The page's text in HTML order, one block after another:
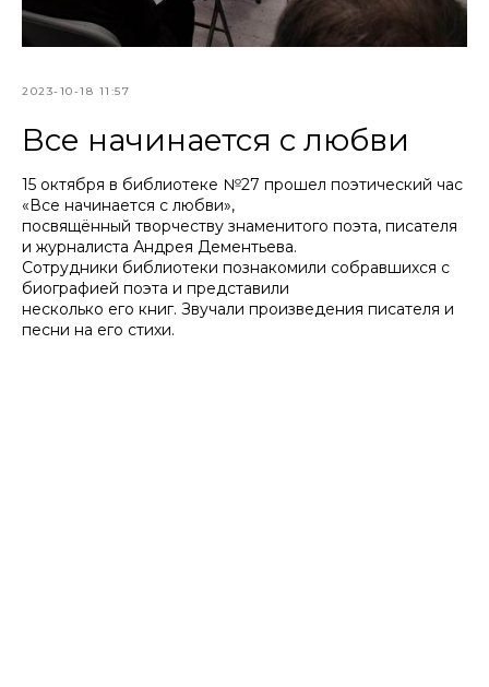
2023-10-18 11:57
Все начинается с любви
15 октября в библиотеке №27 прошел поэтический час
«Все начинается с любви»,
посвящённый творчеству знаменитого поэта, писателя
и журналиста Андрея Дементьева.
Сотрудники библиотеки познакомили собравшихся с
биографией поэта и представили
несколько его книг. Звучали произведения писателя и
песни на его стихи.